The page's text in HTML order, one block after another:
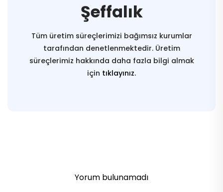
Şeffalık
Tüm üretim süreçlerimizi bağımsız kurumlar
tarafından denetlenmektedir. Üretim
süreçlerimiz hakkında daha fazla bilgi almak
için tıklayınız.
Yorum bulunamadı